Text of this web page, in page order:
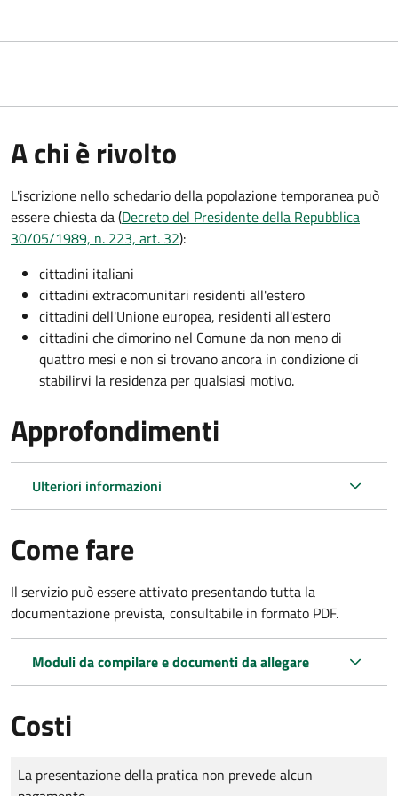
A chi è rivolto
L'iscrizione nello schedario della popolazione temporanea può
essere chiesta da (Decreto del Presidente della Repubblica
30/05/1989, n. 223, art. 32):
cittadini italiani
cittadini extracomunitari residenti all'estero
cittadini dell'Unione europea, residenti all'estero
cittadini che dimorino nel Comune da non meno di
quattro mesi e non si trovano ancora in condizione di
stabilirvi la residenza per qualsiasi motivo.
Approfondimenti
Ulteriori informazioni
Come fare
Il servizio può essere attivato presentando tutta la
documentazione prevista, consultabile in formato PDF.
Moduli da compilare e documenti da allegare
Costi
Tipo di pagamento
Importo
La presentazione della pratica non prevede alcun